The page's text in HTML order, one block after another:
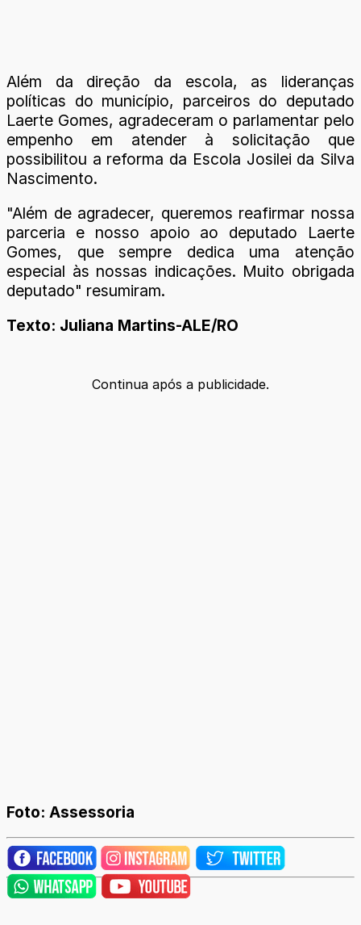
Além da direção da escola, as lideranças
políticas do município, parceiros do deputado
Laerte Gomes, agradeceram o parlamentar pelo
empenho em atender à solicitação que
possibilitou a reforma da Escola Josilei da Silva
Nascimento.
"Além de agradecer, queremos reafirmar nossa
parceria e nosso apoio ao deputado Laerte
Gomes, que sempre dedica uma atenção
especial às nossas indicações. Muito obrigada
deputado" resumiram.
Texto: Juliana Martins-ALE/RO
Continua após a publicidade.
Foto: Assessoria